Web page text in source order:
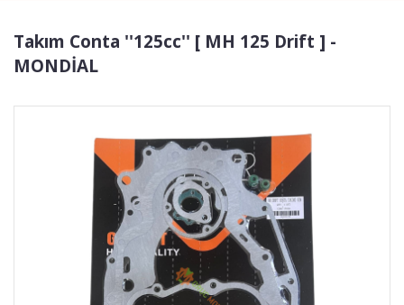
Takım Conta ''125cc'' [ MH 125 Drift ] -
MONDİAL